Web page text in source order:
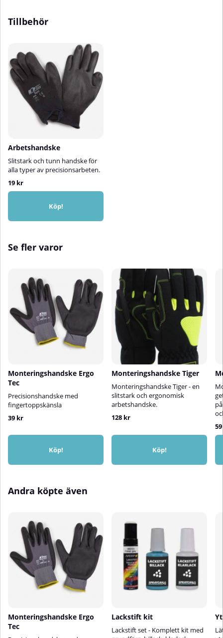
Tillbehör
Arbetshandske
Slitstark och tunn handske för
alla typer av precisionsarbeten.
19 kr
Köp!
Se fler varor
Monteringshandske Ergo
Tec
Precisionshandske med
fingertoppskänsla
39 kr
Köp!
Monteringshandske Tiger
Monteringshandske Tiger - en
slitstark och ergonomisk
arbetshandske.
128 kr
Köp!
Andra köpte även
Monteringshandske Ergo
Tec
Lackstift kit
Lackstift set - Komplett kit med